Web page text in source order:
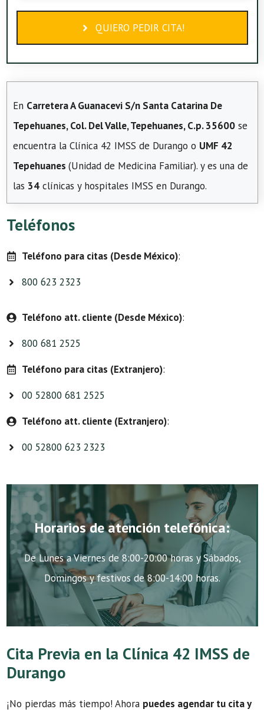
QUIERO PEDIR CITA!
En Carretera A Guanacevi S/n Santa Catarina De
Tepehuanes, Col. Del Valle, Tepehuanes, C.p. 35600 se
encuentra la Clínica 42 IMSS de Durango o UMF 42
Tepehuanes (Unidad de Medicina Familiar). y es una de
las 34 clínicas y hospitales IMSS en Durango.
Teléfonos
Teléfono para citas (Desde México):
800 623 2323
Teléfono att. cliente (Desde México):
800 681 2525
Teléfono para citas (Extranjero):
00 52800 681 2525
Teléfono att. cliente (Extranjero):
00 52800 623 2323
Horarios de atención telefónica:
De Lunes a Viernes de 8:00-20:00 horas y Sábados,
Domingos y festivos de 8:00-14:00 horas.
Cita Previa en la Clínica 42 IMSS de
Durango
¡No pierdas más tiempo! Ahora puedes agendar tu cita y